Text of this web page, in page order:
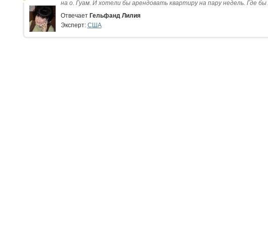
на о. Гуам. И хотели бы арендовать квартиру на пару недель. Где бы
Отвечает Гельфанд Лилия
Эксперт: США